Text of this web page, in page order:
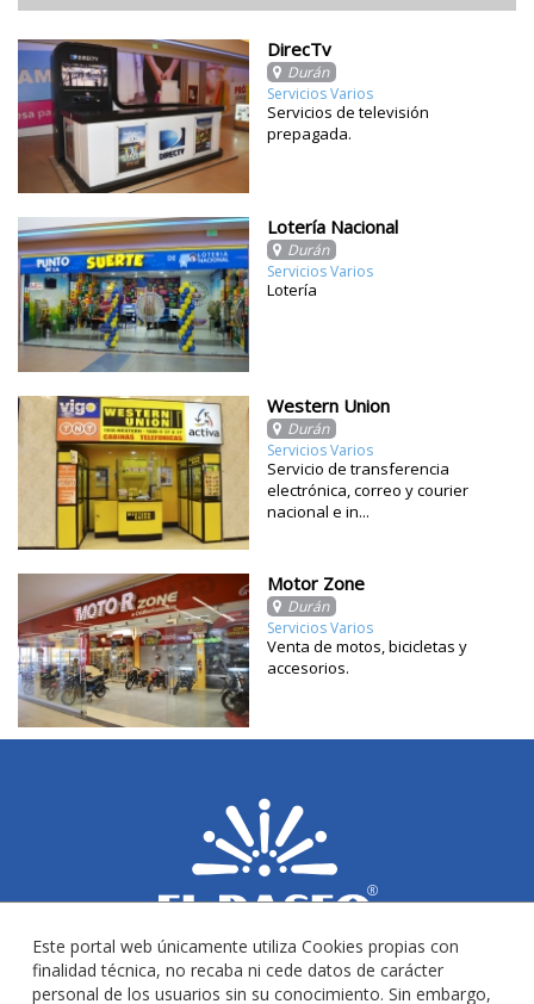
DirecTv
Durán
Servicios Varios
Servicios de televisión
prepagada.
Lotería Nacional
Durán
Servicios Varios
Lotería
Western Union
Durán
Servicios Varios
Servicio de transferencia
electrónica, correo y courier
nacional e in...
Motor Zone
Durán
Servicios Varios
Venta de motos, bicicletas y
accesorios.
Este portal web únicamente utiliza Cookies propias con
finalidad técnica, no recaba ni cede datos de carácter
personal de los usuarios sin su conocimiento. Sin embargo,